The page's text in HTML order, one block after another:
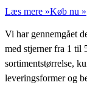
Læs mere »Køb nu »
Vi har gennemgået
med stjerner fra 1 til
sortimentstørrelse,
leveringsformer og